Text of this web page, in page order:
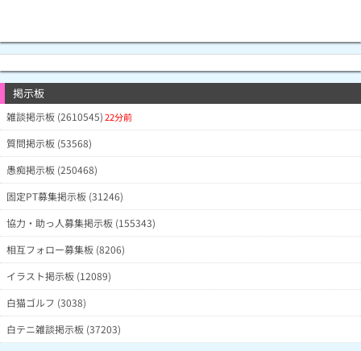
掲示板
雑談掲示板 (2610545)22分前
質問掲示板 (53568)
愚痴掲示板 (250468)
固定PT募集掲示板 (31246)
協力・助っ人募集掲示板 (155343)
相互フォロー募集板 (8206)
イラスト掲示板 (12089)
白猫ゴルフ (3038)
白テニ雑談掲示板 (37203)